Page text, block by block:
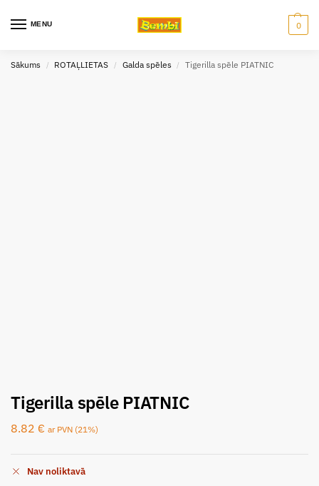
MENU 0
Sākums / ROTAĻLIETAS / Galda spēles / Tigerilla spēle PIATNIC
Tigerilla spēle PIATNIC
8.82 € ar PVN (21%)
Nav noliktavā